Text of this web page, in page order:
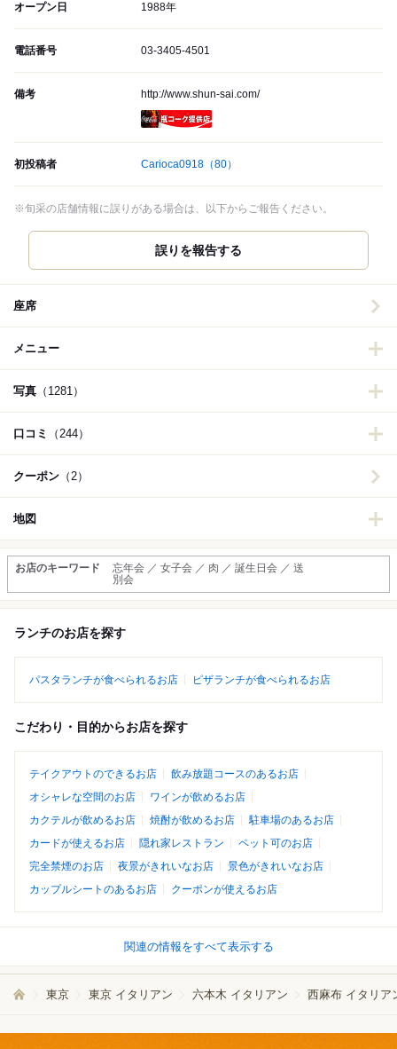
オープン日 1988年
電話番号 03-3405-4501
備考
http://www.shun-sai.com/
初投稿者 Carioca0918 （80）
※旬采の店舗情報に誤りがある場合は、以下からご報告ください。
誤りを報告する
座席
メニュー
写真 （1281）
口コミ （244）
クーポン （2）
地図
お店のキーワード
忘年会 ／ 女子会 ／ 肉 ／ 誕生日会 ／ 送
別会
ランチのお店を探す
パスタランチが食べられるお店 ピザランチが食べられるお店
こだわり・目的からお店を探す
テイクアウトのできるお店
飲み放題コースのあるお店
オシャレな空間のお店
ワインが飲めるお店
カクテルが飲めるお店
焼酎が飲めるお店
駐車場のあるお店
カードが使えるお店
隠れ家レストラン
ペット可のお店
完全禁煙のお店
夜景がきれいなお店
景色がきれいなお店
カップルシートのあるお店
クーポンが使えるお店
関連の情報をすべて表示する
東京 東京 イタリアン 六本木 イタリアン 西麻布 イタリア